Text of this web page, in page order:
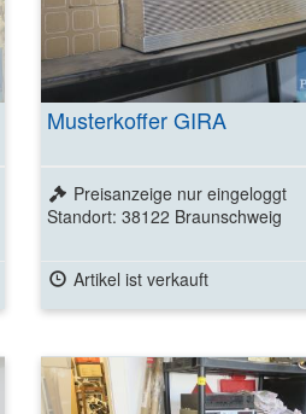
Musterkoffer GIRA
Preisanzeige nur eingeloggt
Standort: 38122 Braunschweig
Artikel ist verkauft